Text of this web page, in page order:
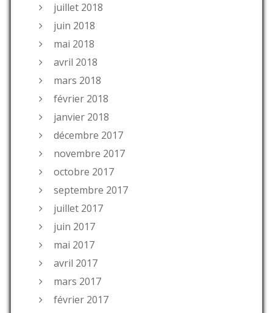
juillet 2018
juin 2018
mai 2018
avril 2018
mars 2018
février 2018
janvier 2018
décembre 2017
novembre 2017
octobre 2017
septembre 2017
juillet 2017
juin 2017
mai 2017
avril 2017
mars 2017
février 2017